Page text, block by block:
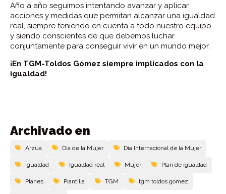
Año a año seguimos intentando avanzar y aplicar
acciones y medidas que permitan alcanzar una igualdad
real, siempre teniendo en cuenta a todo nuestro equipo
y siendo conscientes de que debemos luchar
conjuntamente para conseguir vivir en un mundo mejor.
¡En TGM-Toldos Gómez siempre implicados con la
igualdad!
Archivado en
Arzúa Día de la Mujer Día Internacional de la Mujer
Igualdad Igualdad real Mujer Plan de igualdad
Planes Plantilla TGM tgm toldos gomez